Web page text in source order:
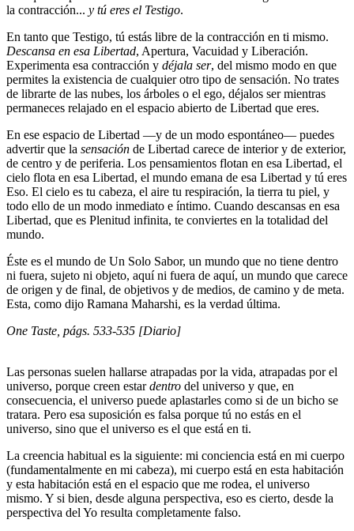
la contracción... y tú eres el Testigo.
En tanto que Testigo, tú estás libre de la contracción en ti mismo.
Descansa en esa Libertad, Apertura, Vacuidad y Liberación.
Experimenta esa contracción y déjala ser, del mismo modo en que
permites la existencia de cualquier otro tipo de sensación. No trates
de librarte de las nubes, los árboles o el ego, déjalos ser mientras
permaneces relajado en el espacio abierto de Libertad que eres.
En ese espacio de Libertad ―y de un modo espontáneo― puedes
advertir que la sensación de Libertad carece de interior y de exterior,
de centro y de periferia. Los pensamientos flotan en esa Libertad, el
cielo flota en esa Libertad, el mundo emana de esa Libertad y tú eres
Eso. El cielo es tu cabeza, el aire tu respiración, la tierra tu piel, y
todo ello de un modo inmediato e íntimo. Cuando descansas en esa
Libertad, que es Plenitud infinita, te conviertes en la totalidad del
mundo.
Éste es el mundo de Un Solo Sabor, un mundo que no tiene dentro
ni fuera, sujeto ni objeto, aquí ni fuera de aquí, un mundo que carece
de origen y de final, de objetivos y de medios, de camino y de meta.
Esta, como dijo Ramana Maharshi, es la verdad última.
One Taste, págs. 533-535 [Diario]
Las personas suelen hallarse atrapadas por la vida, atrapadas por el
universo, porque creen estardentro del universo y que, en
consecuencia, el universo puede aplastarles como si de un bicho se
tratara. Pero esa suposición es falsa porque tú no estás en el
universo, sino que el universo es el que está en ti.
La creencia habitual es la siguiente: mi conciencia está en mi cuerpo
(fundamentalmente en mi cabeza), mi cuerpo está en esta habitación
y esta habitación está en el espacio que me rodea, el universo
mismo. Y si bien, desde alguna perspectiva, eso es cierto, desde la
perspectiva del Yo resulta completamente falso.